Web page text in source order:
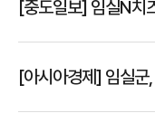
[중도일보] 임실N치
[아시아경제] 임실군